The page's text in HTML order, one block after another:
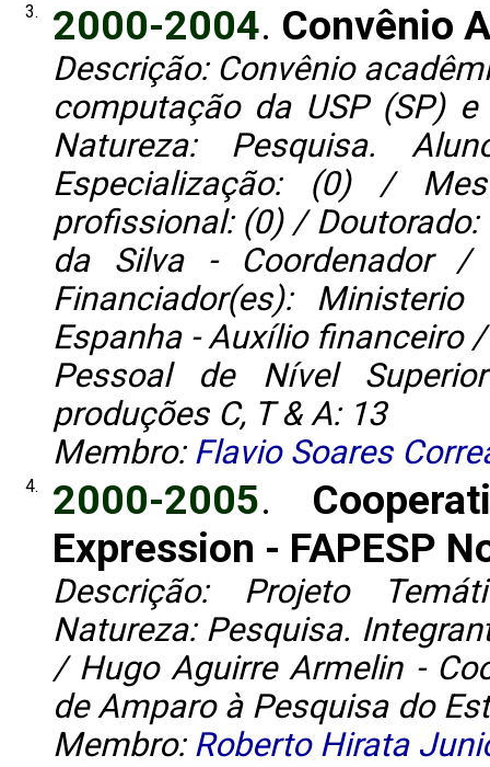
3. 2000-2004. Convênio
Descrição: Convênio
computação da USP (SP)
Natureza: Pesquisa.
Especialização: (0) /
profissional: (0) / Doutorado:
da Silva - Coordenador /
Financiador(es):
Espanha - Auxílio financeiro
Pessoal de Nível
produções C, T & A: 13
Membro: Flavio Soares
4. 2000-2005.
Expression - FAPESP
Descrição: Projeto
Natureza: Pesquisa.
/ Hugo Aguirre Armelin -
de Amparo à Pesquisa do
Membro: Roberto Hirata